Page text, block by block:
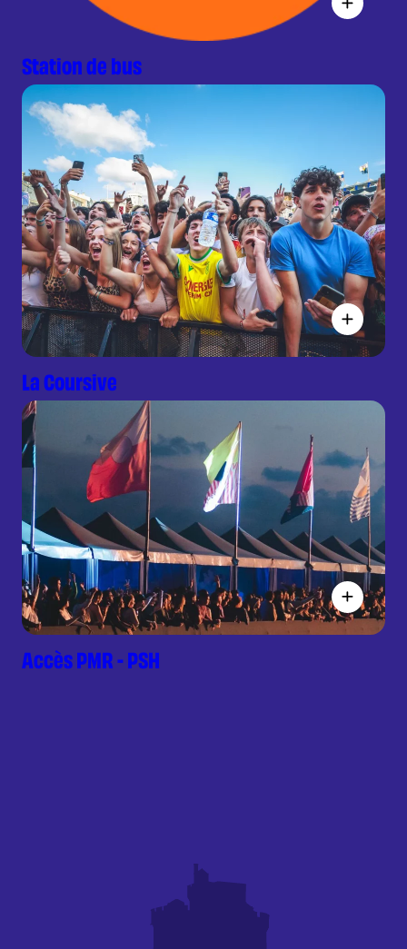
Station de bus
La Coursive
Accès PMR - PSH